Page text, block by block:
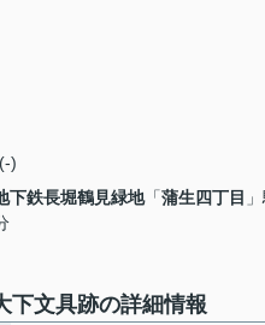
)
下鉄長堀鶴見緑地「蒲生四丁目
文具跡の詳細情報